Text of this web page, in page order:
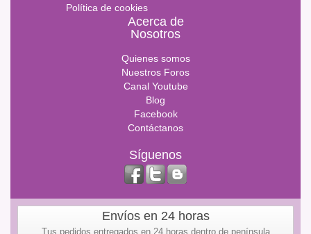
Política de cookies
Acerca de
Nosotros
Quienes somos
Nuestros Foros
Canal Youtube
Blog
Facebook
Contáctanos
Síguenos
Envíos en 24 horas
Tus pedidos entregados en 24 horas dentro de península